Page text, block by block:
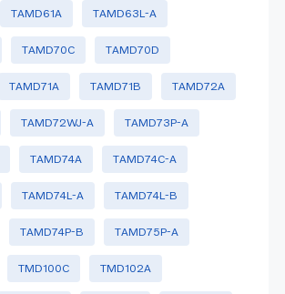
TAMD61A TAMD63L-A
TAMD70C TAMD70D
TAMD71A TAMD71B TAMD72A
TAMD72WJ-A TAMD73P-A
TAMD74A TAMD74C-A
TAMD74L-A TAMD74L-B
TAMD74P-B TAMD75P-A
TMD100C TMD102A